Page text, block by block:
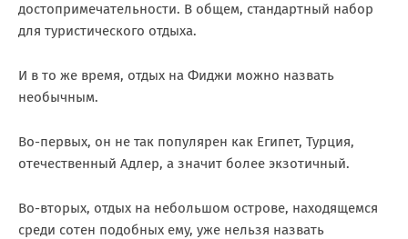
достопримечательности. В общем, стандартный набор
для туристического отдыха.
И в то же время, отдых на Фиджи можно назвать
необычным.
Во-первых, он не так популярен как Египет, Турция,
отечественный Адлер, а значит более экзотичный.
Во-вторых, отдых на небольшом острове, находящемся
среди сотен подобных ему, уже нельзя назвать